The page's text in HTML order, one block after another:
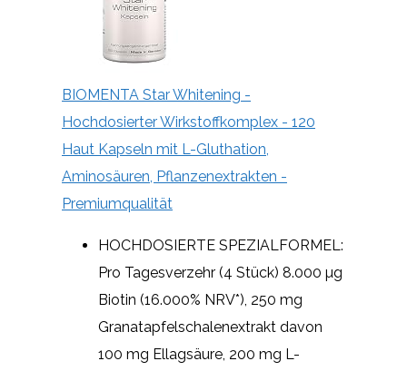
BIOMENTA Star Whitening -
Hochdosierter Wirkstoffkomplex - 120
Haut Kapseln mit L-Gluthation,
Aminosäuren, Pflanzenextrakten -
Premiumqualität
HOCHDOSIERTE SPEZIALFORMEL:
Pro Tagesverzehr (4 Stück) 8.000 µg
Biotin (16.000% NRV*), 250 mg
Granatapfelschalenextrakt davon
100 mg Ellagsäure, 200 mg L-